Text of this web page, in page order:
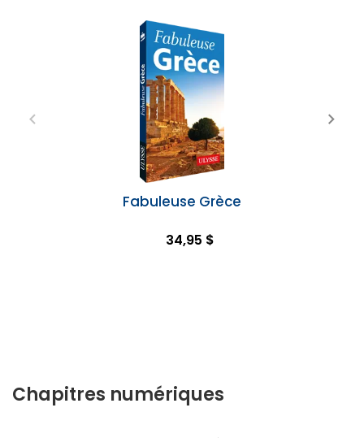
Fabuleuse Grèce
34,95 $
Chapitres numériques